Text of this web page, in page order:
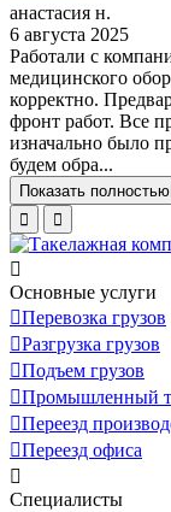
анастасия н.
6 августа 2025
Работали с
медицинского
корректно.
фронт работ. Все
изначально было
будем обра...
Показать полностью
Основные услуги
Перевозка грузов
Разгрузка грузов
Подъем грузов
Промышленный
Переезд
Переезд офиса
Специалисты